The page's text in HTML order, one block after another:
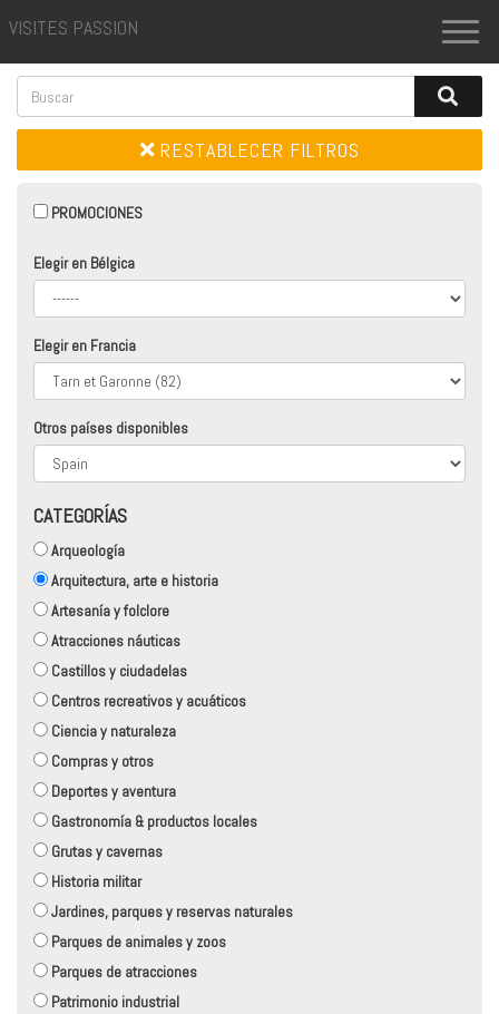
VISITES PASSION
RESTABLECER FILTROS
PROMOCIONES
Elegir en Bélgica
Elegir en Francia
Otros países disponibles
CATEGORÍAS
Arqueología
Arquitectura, arte e historia
Artesanía y folclore
Atracciones náuticas
Castillos y ciudadelas
Centros recreativos y acuáticos
Ciencia y naturaleza
Compras y otros
Deportes y aventura
Gastronomía & productos locales
Grutas y cavernas
Historia militar
Jardines, parques y reservas naturales
Parques de animales y zoos
Parques de atracciones
Patrimonio industrial